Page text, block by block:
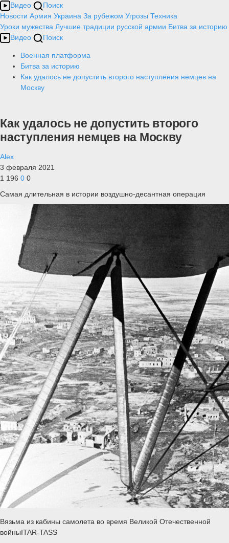
Видео
Поиск
Новости Армия Украина За рубежом Угрозы Техника
Уроки мужества Лучшие традиции русской армии Битва за историю
Видео
Поиск
Военная платформа
Битва за историю
Как удалось не допустить второго наступления немцев на
Москву
Как удалось не допустить второго
наступления немцев на Москву
Alex
3 февраля 2021
1 196 0 0
Самая длительная в истории воздушно-десантная операция
Вязьма из кабины самолета во время Великой Отечественной
войныITAR-TASS